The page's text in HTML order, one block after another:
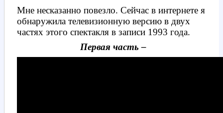
Мне несказанно повезло. Сейчас в интернете я
обнаружила телевизионную версию в двух
частях этого спектакля в записи 1993 года.
Первая часть –